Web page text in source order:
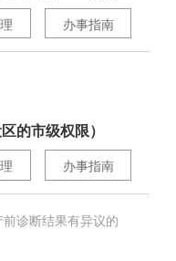
办事指南
的市级权限）
办事指南
诊断结果有异议的